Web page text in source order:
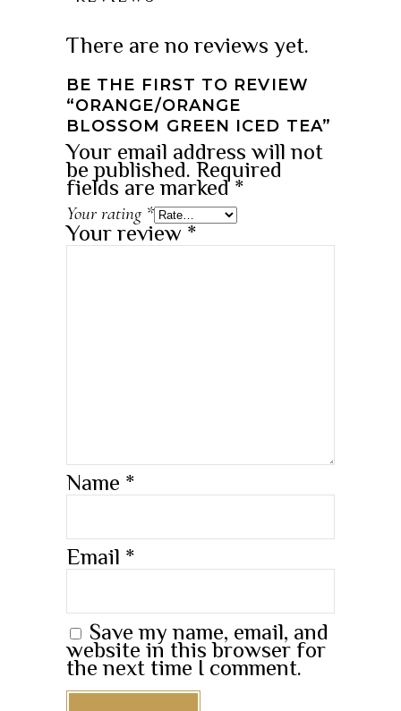
There are no reviews yet.
BE THE FIRST TO REVIEW
“ORANGE/ORANGE
BLOSSOM GREEN ICED TEA”
Your email address will not
be published.Required
fields are marked*
Your rating *
Your review*
Name*
Email*
Save my name, email, and
website in this browser for
the next time I comment.